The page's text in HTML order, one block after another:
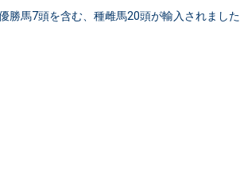
馬7頭を含む、種雌馬20頭が輸入されました